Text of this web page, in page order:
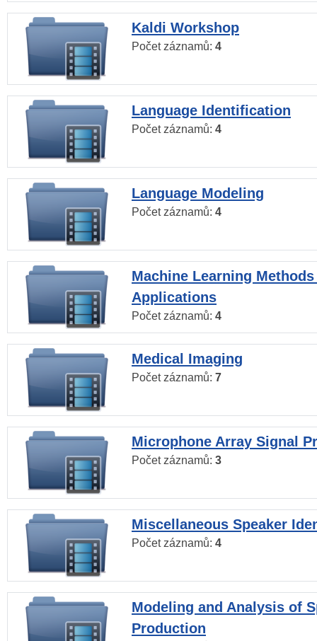
Kaldi Workshop
Počet záznamů: 4
Language Identification
Počet záznamů: 4
Language Modeling
Počet záznamů: 4
Machine Learning
Applications
Počet záznamů: 4
Medical Imaging
Počet záznamů: 7
Microphone Array Signal
Počet záznamů: 3
Miscellaneous Speaker
Počet záznamů: 4
Modeling and Analysis of
Production